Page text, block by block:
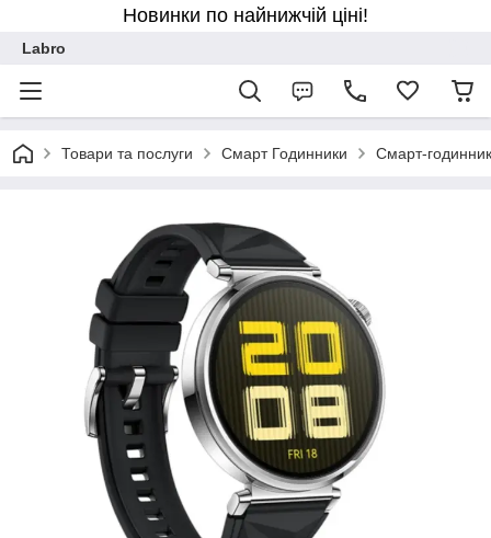
Новинки по найнижчій ціні!
Labro
Товари та послуги Смарт Годинники Смарт-